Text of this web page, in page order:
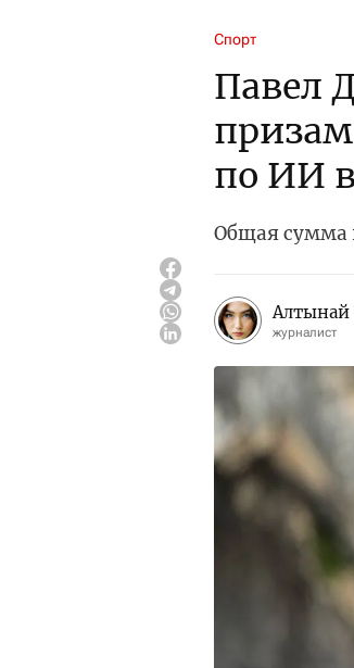
Спорт
Павел
по ИИ
Общая сумма
Алтынай
журналист